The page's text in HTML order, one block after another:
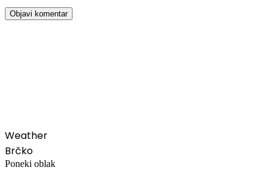
Weather
Brčko
Poneki oblak